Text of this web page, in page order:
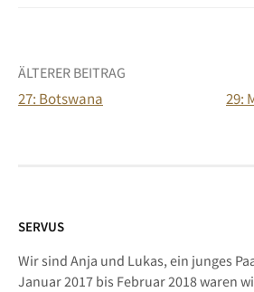
Beitrags-
ÄLTERER BEITRAG
27: Botswana 29:
SERVUS
Wir sind Anja und Lukas, ein junges
Januar 2017 bis Februar 2018 waren